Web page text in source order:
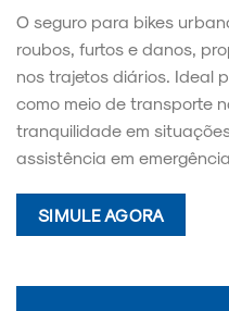
O seguro para bikes
roubos, furtos e danos,
nos trajetos diários. Ideal
como meio de transporte
tranquilidade em
assistência em
SIMULE AGORA